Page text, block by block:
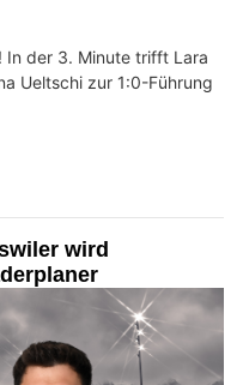
In der 3. Minute trifft Lara
Ueltschi zur 1:0-Führung
wird